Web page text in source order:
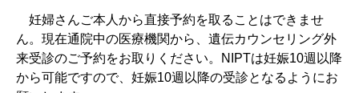
妊婦さんご本人から直接予約を取ることはできませ
ん。現在通院中の医療機関から、遺伝カウンセリング外
来受診のご予約をお取りください。NIPTは妊娠10週以降
から可能ですので、妊娠10週以降の受診となるようにお